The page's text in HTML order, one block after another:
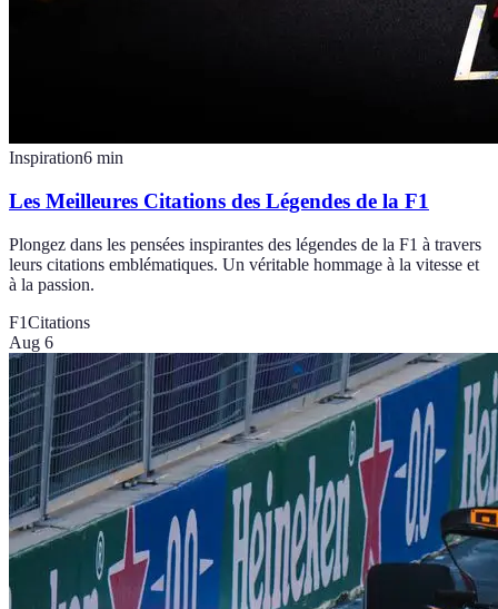
Inspiration6 min
Les Meilleures Citations des Légendes de la F1
Plongez dans les pensées inspirantes des légendes de la F1 à travers
leurs citations emblématiques. Un véritable hommage à la vitesse et
à la passion.
F1Citations
Aug 6